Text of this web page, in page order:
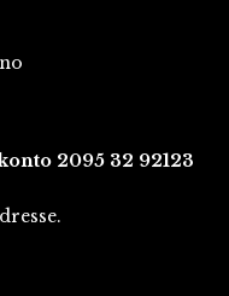
2095 32 92123